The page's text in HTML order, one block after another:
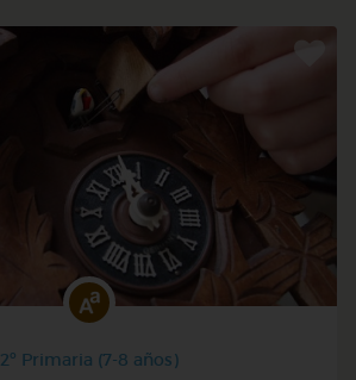
2º Primaria (7-8 años)